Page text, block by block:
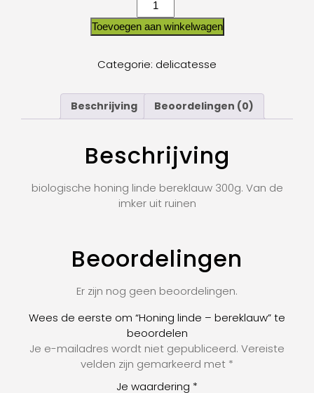
Toevoegen aan winkelwagen
Categorie: delicatesse
Beschrijving Beoordelingen (0)
Beschrijving
biologische honing linde bereklauw 300g. Van de
imker uit ruinen
Beoordelingen
Er zijn nog geen beoordelingen.
Wees de eerste om “Honing linde – bereklauw” te
beoordelen
Je e-mailadres wordt niet gepubliceerd. Vereiste
velden zijn gemarkeerd met *
Je waardering *